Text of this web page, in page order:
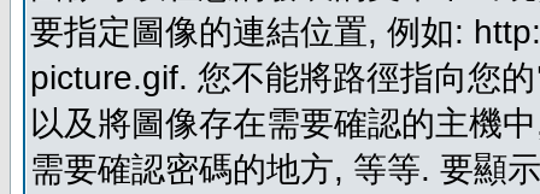
要指定圖像的連結位置, 例如:
picture.gif. 您不能將路徑指向您
以及將圖像存在需要確認的主機
需要確認密碼的地方, 等等. 要顯